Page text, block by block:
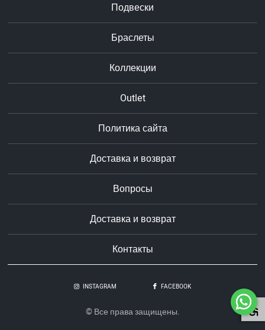
Подвески
Браслеты
Коллекции
Outlet
Политика сайта
Доставка и возврат
Вопросы
Доставка и возврат
Контакты
© Все права защищены.
INSTAGRAM FACEBOOK